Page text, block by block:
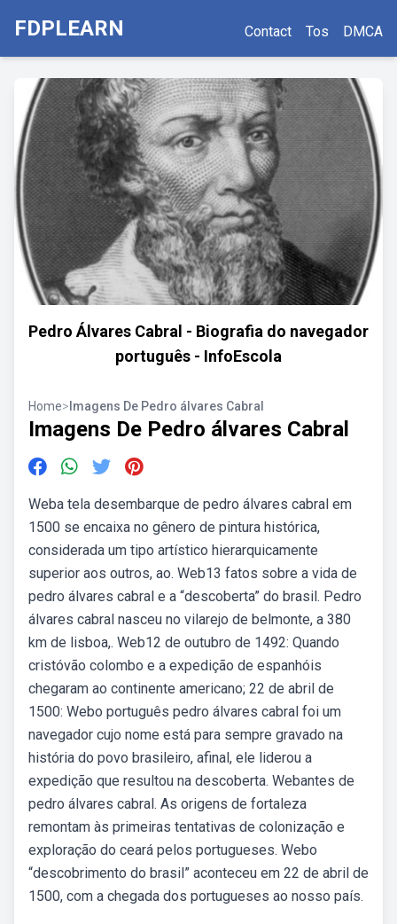
FDPLEARN Contact Tos DMCA
Pedro Álvares Cabral - Biografia do navegador
português - InfoEscola
Home> Imagens De Pedro álvares Cabral
Imagens De Pedro álvares Cabral
Weba tela desembarque de pedro álvares cabral em
1500 se encaixa no gênero de pintura histórica,
considerada um tipo artístico hierarquicamente
superior aos outros, ao. Web13 fatos sobre a vida de
pedro álvares cabral e a “descoberta” do brasil. Pedro
álvares cabral nasceu no vilarejo de belmonte, a 380
km de lisboa,. Web12 de outubro de 1492: Quando
cristóvão colombo e a expedição de espanhóis
chegaram ao continente americano; 22 de abril de
1500: Webo português pedro álvares cabral foi um
navegador cujo nome está para sempre gravado na
história do povo brasileiro, afinal, ele liderou a
expedição que resultou na descoberta. Webantes de
pedro álvares cabral. As origens de fortaleza
remontam às primeiras tentativas de colonização e
exploração do ceará pelos portugueses. Webo
“descobrimento do brasil” aconteceu em 22 de abril de
1500, com a chegada dos portugueses ao nosso país.